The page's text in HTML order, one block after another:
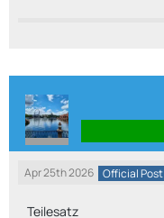
Apr 25th 2026 Official Post
Teilesatz